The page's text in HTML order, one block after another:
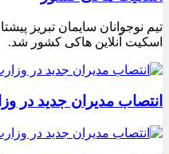
تیم نوجوانان سایمان تبریز
اسکیت آنلاین هاکی کشور شد.
انتصاب مدیران جدید در